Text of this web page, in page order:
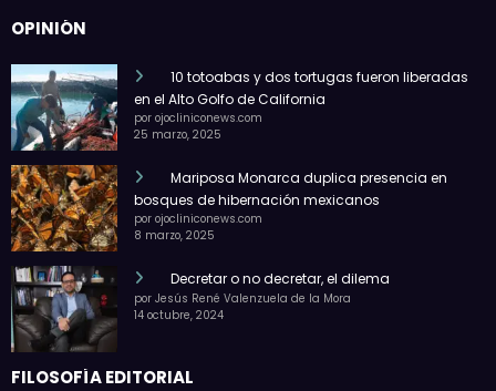
OPINIÓN
10 totoabas y dos tortugas fueron liberadas
en el Alto Golfo de California
por ojocliniconews.com
25 marzo, 2025
Mariposa Monarca duplica presencia en
bosques de hibernación mexicanos
por ojocliniconews.com
8 marzo, 2025
Decretar o no decretar, el dilema
por Jesús René Valenzuela de la Mora
14 octubre, 2024
FILOSOFÍA EDITORIAL